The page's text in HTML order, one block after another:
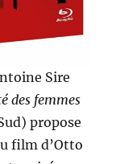
Sire
des femmes
propose
film d’Otto